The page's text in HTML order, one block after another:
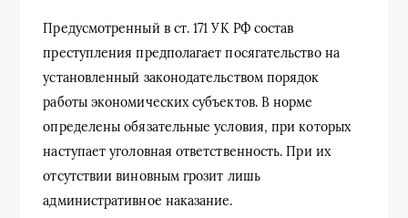
Предусмотренный в ст. 171 УК РФ состав
преступления предполагает посягательство на
установленный законодательством порядок
работы экономических субъектов. В норме
определены обязательные условия, при которых
наступает уголовная ответственность. При их
отсутствии виновным грозит лишь
административное наказание.